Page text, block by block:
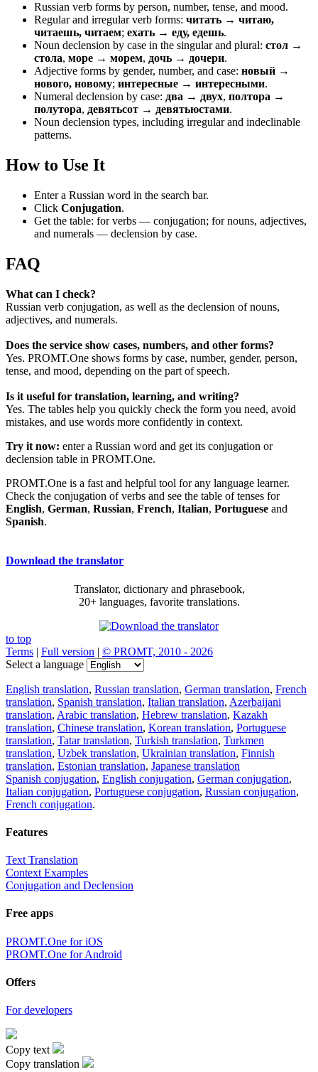
Russian verb forms by person, number, tense, and mood.
Regular and irregular verb forms: читать → читаю,
читаешь, читаем; ехать → еду, едешь.
Noun declension by case in the singular and plural: стол →
стола, море → морем, дочь → дочери.
Adjective forms by gender, number, and case: новый →
нового, новому; интересные → интересными.
Numeral declension by case: два → двух, полтора →
полутора, девятьсот → девятьюстами.
Noun declension types, including irregular and indeclinable
patterns.
How to Use It
Enter a Russian word in the search bar.
Click Conjugation.
Get the table: for verbs — conjugation; for nouns, adjectives,
and numerals — declension by case.
FAQ
What can I check?
Russian verb conjugation, as well as the declension of nouns,
adjectives, and numerals.
Does the service show cases, numbers, and other forms?
Yes. PROMT.One shows forms by case, number, gender, person,
tense, and mood, depending on the part of speech.
Is it useful for translation, learning, and writing?
Yes. The tables help you quickly check the form you need, avoid
mistakes, and use words more confidently in context.
Try it now: enter a Russian word and get its conjugation or
declension table in PROMT.One.
PROMT.One is a fast and helpful tool for any language learner.
Check the conjugation of verbs and see the table of tenses for
English, German, Russian, French, Italian, Portuguese and
Spanish.
Download the translator
Translator, dictionary and phrasebook,
20+ languages, favorite translations.
to top
Terms | Full version | © PROMT, 2010 - 2026
Select a language
English translation, Russian translation, German translation, French
translation, Spanish translation, Italian translation, Azerbaijani
translation, Arabic translation, Hebrew translation, Kazakh
translation, Chinese translation, Korean translation, Portuguese
translation, Tatar translation, Turkish translation, Turkmen
translation, Uzbek translation, Ukrainian translation, Finnish
translation, Estonian translation, Japanese translation
Spanish conjugation, English conjugation, German conjugation,
Italian conjugation, Portuguese conjugation, Russian conjugation,
French conjugation.
Features
Text Translation
Context Examples
Conjugation and Declension
Free apps
PROMT.One for iOS
PROMT.One for Android
Offers
For developers
Copy text
Copy translation